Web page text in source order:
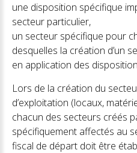
une disposition spécifique
secteur particulier,
un secteur spécifique pour
desquelles la création d’un
en application des
Lors de la création du
d’exploitation (locaux,
chacun des secteurs créés
spécifiquement affectés au
fiscal de départ doit être